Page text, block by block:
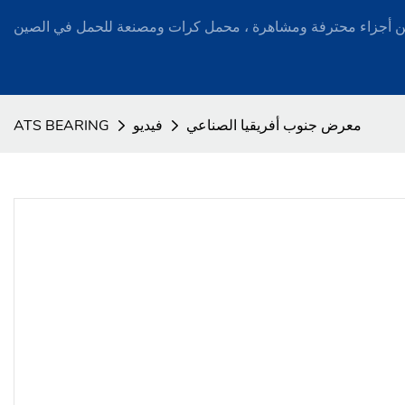
ATS BEARING فيديو معرض جنوب أفريقيا الصناعي